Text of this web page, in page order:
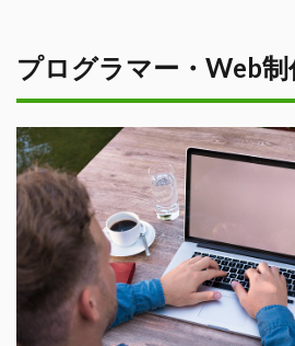
プログラマー・Web制